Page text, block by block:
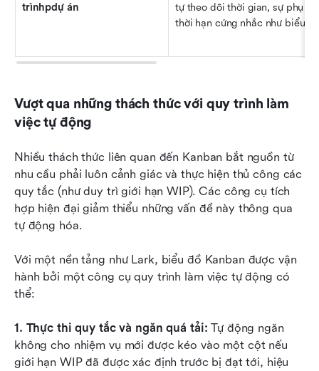
trìnhpdự án
tự theo dõi thời gian, sự phụ
thời hạn cứng nhắc như biểu
Vượt qua những thách thức với quy trình làm
việc tự động
Nhiều thách thức liên quan đến Kanban bắt nguồn từ
nhu cầu phải luôn cảnh giác và thực hiện thủ công các
quy tắc (như duy trì giới hạn WIP). Các công cụ tích
hợp hiện đại giảm thiểu những vấn đề này thông qua
tự động hóa.
Với một nền tảng như Lark, biểu đồ Kanban được vận
hành bởi một công cụ quy trình làm việc tự động có
thể:
1. Thực thi quy tắc và ngăn quá tải: Tự động ngăn
không cho nhiệm vụ mới được kéo vào một cột nếu
giới hạn WIP đã được xác định trước bị đạt tới, hiệu